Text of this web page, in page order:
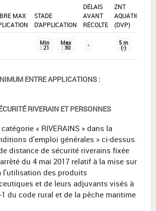
MAX
STADE
D'APPLICATION
DÉLAIS
AVANT
RÉCOLTE
ZNT
AQUATIQUE
(DVP)
Min
: 21
Max
: 30 - 5 m
(-)
ENTRE APPLICATIONS :
RIVERAIN ET PERSONNES
« RIVERAINS » dans la
d'emploi générales » ci-dessus.
distance de sécurité riverains fixée
du 4 mai 2017 relatif à la mise sur
l'utilisation des produits
et de leurs adjuvants visés à
1 du code rural et de la pêche maritime